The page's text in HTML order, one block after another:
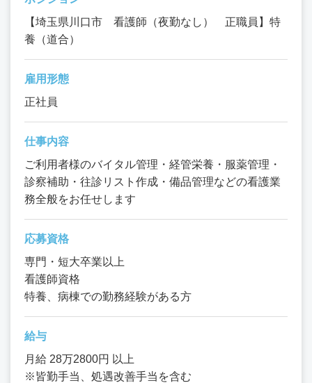
【埼玉県川口市 看護師（夜勤なし） 正職員】特
養（道合）
雇用形態
正社員
仕事内容
ご利用者様のバイタル管理・経管栄養・服薬管理・
診察補助・往診リスト作成・備品管理などの看護業
務全般をお任せします
応募資格
専門・短大卒業以上
看護師資格
特養、病棟での勤務経験がある方
給与
月給 28万2800円 以上
※皆勤手当、処遇改善手当を含む